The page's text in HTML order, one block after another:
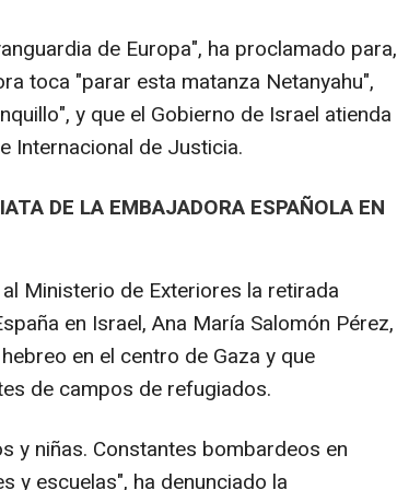
de Europa", ha proclamado para,
toca "parar esta matanza Netanyahu",
y que el Gobierno de Israel atienda
Internacional de Justicia.
DE LA EMBAJADORA ESPAÑOLA EN
Ministerio de Exteriores la retirada
en Israel, Ana María Salomón Pérez,
en el centro de Gaza y que
de campos de refugiados.
y niñas. Constantes bombardeos en
y escuelas", ha denunciado la